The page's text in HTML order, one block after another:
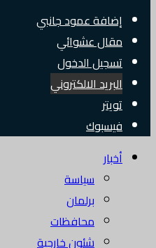
إضافة عمود جانبي
مقال عشوائي
تسجيل الدخول
البريد الالكتروني
تويتر
فيسبوك
أخبار
سياسة
برلمان
محافظات
شئون خارجية